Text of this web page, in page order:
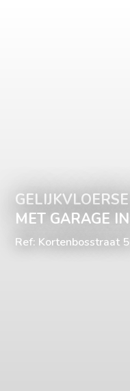
MET GARAGE
Ref: Kortenbosstraat